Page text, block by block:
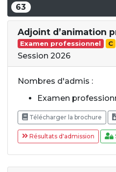
63
Adjoint d’animation
Examen professionnel C
Session 2026
Nombres d'admis :
Examen
Télécharger la brochure
Résultats d'admission